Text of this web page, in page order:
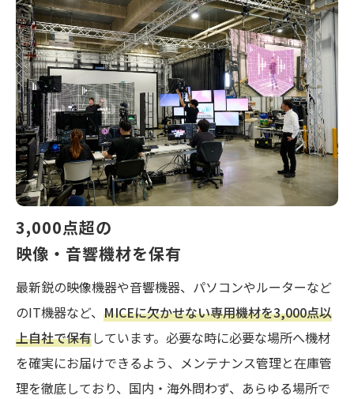
3,000点超の
映像・音響機材を保有
最新鋭の映像機器や音響機器、パソコンやルーターなど
のIT機器など、 MICEに欠かせない専用機材を3,000点以
上自社で保有しています。必要な時に必要な場所へ機材
を確実にお届けできるよう、メンテナンス管理と在庫管
理を徹底しており、国内・海外問わず、あらゆる場所で